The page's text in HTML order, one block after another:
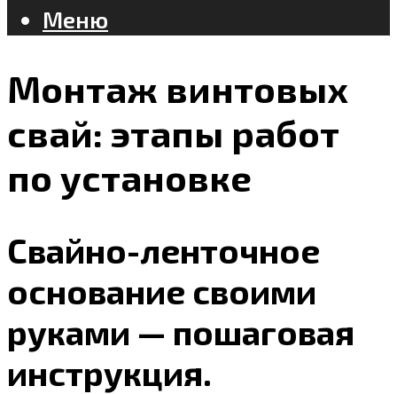
Меню
Монтаж винтовых
свай: этапы работ
по установке
Свайно-ленточное
основание своими
руками — пошаговая
инструкция.